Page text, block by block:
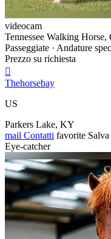
videocam
Tennessee Walking
Passeggiate · Andature
Prezzo su richiesta

Thehorsebay
US
Parkers Lake, KY
mail Contatti favorite Salva
Eye-catcher